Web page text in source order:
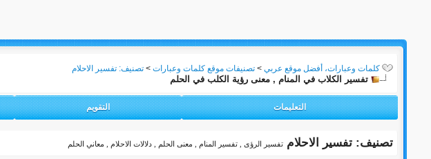
كلمات وعبارات، أفضل موقع عربي > تصنيفات موقع كلمات وعبارات > تصنيف: تفسير الاحلام
تفسير الكلاب في المنام , معنى رؤية الكلب في الحلم
التعليمات التقويم
تصنيف: تفسير الاحلام تفسير الرؤى , تفسير المنام , معنى الحلم , دلالات الاحلام , معاني الحلم